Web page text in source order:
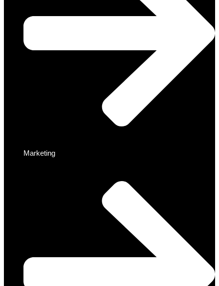
Marketing